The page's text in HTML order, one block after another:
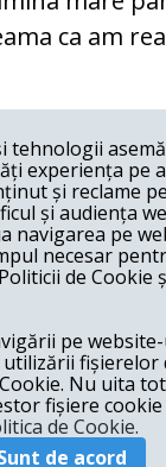
ca am
tehnologii
experiența pe
și reclame
și audiența
navigarea pe
necesar
de Cookie
pe
fișierelor
Nu uita
fișiere
de Cookie.
de acord